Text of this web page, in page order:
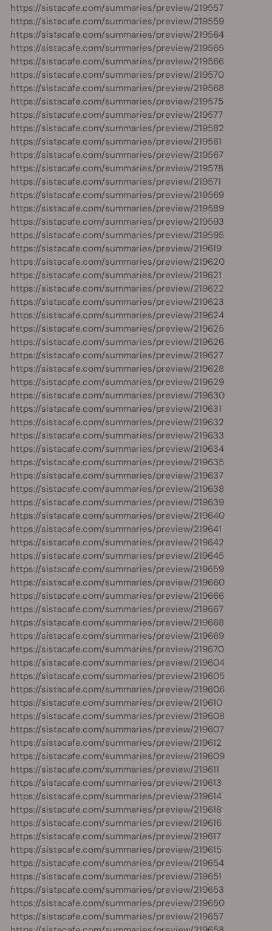
https://sistacafe.com/summaries/preview/219557
https://sistacafe.com/summaries/preview/219559
https://sistacafe.com/summaries/preview/219564
https://sistacafe.com/summaries/preview/219565
https://sistacafe.com/summaries/preview/219566
https://sistacafe.com/summaries/preview/219570
https://sistacafe.com/summaries/preview/219568
https://sistacafe.com/summaries/preview/219575
https://sistacafe.com/summaries/preview/219577
https://sistacafe.com/summaries/preview/219582
https://sistacafe.com/summaries/preview/219581
https://sistacafe.com/summaries/preview/219567
https://sistacafe.com/summaries/preview/219578
https://sistacafe.com/summaries/preview/219571
https://sistacafe.com/summaries/preview/219569
https://sistacafe.com/summaries/preview/219589
https://sistacafe.com/summaries/preview/219593
https://sistacafe.com/summaries/preview/219595
https://sistacafe.com/summaries/preview/219619
https://sistacafe.com/summaries/preview/219620
https://sistacafe.com/summaries/preview/219621
https://sistacafe.com/summaries/preview/219622
https://sistacafe.com/summaries/preview/219623
https://sistacafe.com/summaries/preview/219624
https://sistacafe.com/summaries/preview/219625
https://sistacafe.com/summaries/preview/219626
https://sistacafe.com/summaries/preview/219627
https://sistacafe.com/summaries/preview/219628
https://sistacafe.com/summaries/preview/219629
https://sistacafe.com/summaries/preview/219630
https://sistacafe.com/summaries/preview/219631
https://sistacafe.com/summaries/preview/219632
https://sistacafe.com/summaries/preview/219633
https://sistacafe.com/summaries/preview/219634
https://sistacafe.com/summaries/preview/219635
https://sistacafe.com/summaries/preview/219637
https://sistacafe.com/summaries/preview/219638
https://sistacafe.com/summaries/preview/219639
https://sistacafe.com/summaries/preview/219640
https://sistacafe.com/summaries/preview/219641
https://sistacafe.com/summaries/preview/219642
https://sistacafe.com/summaries/preview/219645
https://sistacafe.com/summaries/preview/219659
https://sistacafe.com/summaries/preview/219660
https://sistacafe.com/summaries/preview/219666
https://sistacafe.com/summaries/preview/219667
https://sistacafe.com/summaries/preview/219668
https://sistacafe.com/summaries/preview/219669
https://sistacafe.com/summaries/preview/219670
https://sistacafe.com/summaries/preview/219604
https://sistacafe.com/summaries/preview/219605
https://sistacafe.com/summaries/preview/219606
https://sistacafe.com/summaries/preview/219610
https://sistacafe.com/summaries/preview/219608
https://sistacafe.com/summaries/preview/219607
https://sistacafe.com/summaries/preview/219612
https://sistacafe.com/summaries/preview/219609
https://sistacafe.com/summaries/preview/219611
https://sistacafe.com/summaries/preview/219613
https://sistacafe.com/summaries/preview/219614
https://sistacafe.com/summaries/preview/219618
https://sistacafe.com/summaries/preview/219616
https://sistacafe.com/summaries/preview/219617
https://sistacafe.com/summaries/preview/219615
https://sistacafe.com/summaries/preview/219654
https://sistacafe.com/summaries/preview/219651
https://sistacafe.com/summaries/preview/219653
https://sistacafe.com/summaries/preview/219650
https://sistacafe.com/summaries/preview/219657